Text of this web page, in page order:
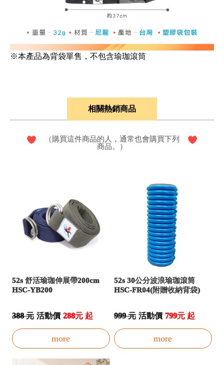
※本產品為背袋單售，不包含瑜珈滾筒
相關熱銷商品
（購買這件商品的人，通常也會購買下列
商品。）
52s 舒活瑜珈伸展帶200cm
HSC-YB200
388 元 活動價 288元 起
more
52s 30公分波浪瑜珈滾筒
HSC-FR04(附贈收納背袋)
999 元 活動價 799元 起
more